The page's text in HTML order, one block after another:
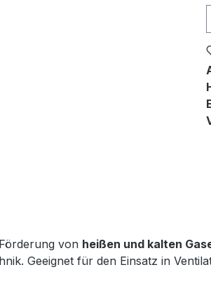
von heißen und kalten
Geeignet für den Einsatz in